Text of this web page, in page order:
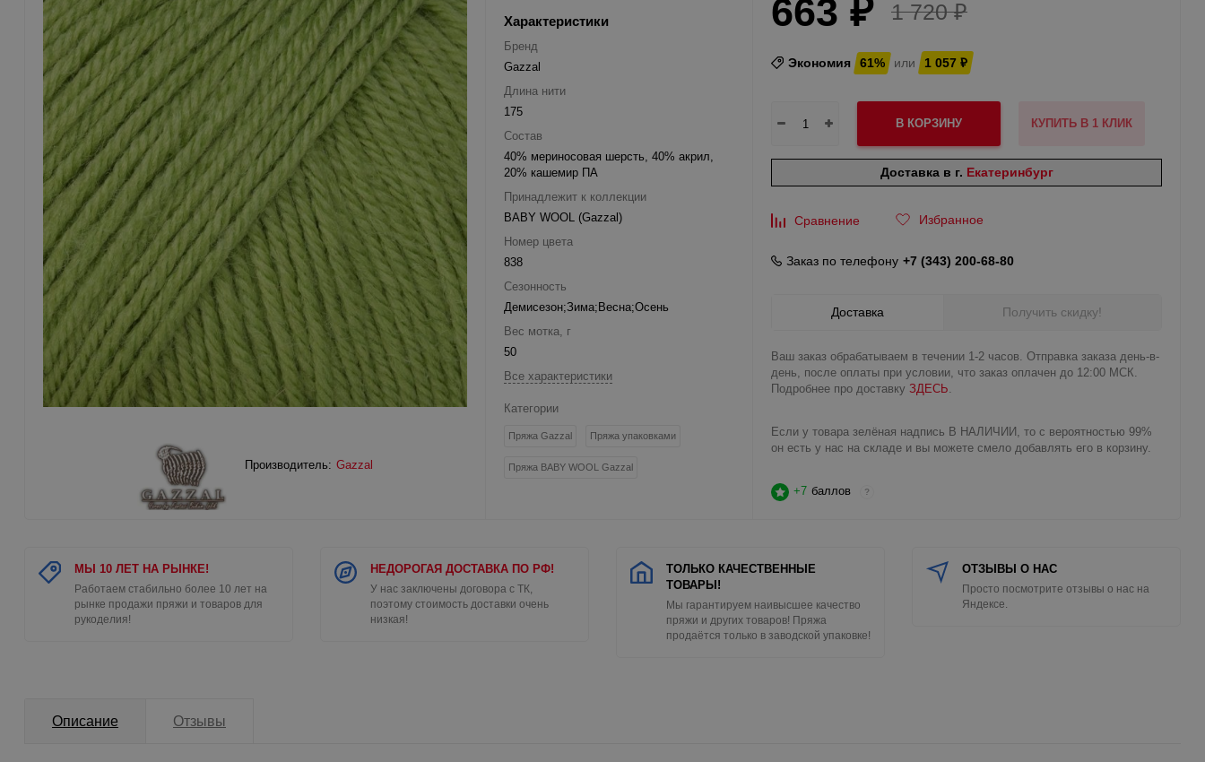
Производитель: Gazzal
Характеристики
Бренд
Gazzal
Длина нити
175
Состав
40% мериносовая шерсть, 40% акрил,
20% кашемир ПА
Принадлежит к коллекции
BABY WOOL (Gazzal)
Номер цвета
838
Сезонность
Демисезон;Зима;Весна;Осень
Вес мотка, г
50
Все характеристики
Категории
Пряжа Gazzal Пряжа упаковками
Пряжа BABY WOOL Gazzal
663 ₽ 1 720₽
Экономия 61% или 1 057 ₽
В КОРЗИНУ КУПИТЬ В 1 КЛИК
Доставка в г. Екатеринбург
Сравнение Избранное
Заказ по телефону +7 (343) 200-68-80
Доставка Получить скидку!
Ваш заказ обрабатываем в течении 1-2 часов. Отправка заказа день-в-
день, после оплаты при условии, что заказ оплачен до 12:00 МСК.
Подробнее про доставку ЗДЕСЬ.
Если у товара зелёная надпись В НАЛИЧИИ, то с вероятностью 99%
он есть у нас на складе и вы можете смело добавлять его в корзину.
+7 баллов ?
МЫ 10 ЛЕТ НА РЫНКЕ!
Работаем стабильно более 10 лет на
рынке продажи пряжи и товаров для
рукоделия!
НЕДОРОГАЯ ДОСТАВКА ПО РФ!
У нас заключены договора с ТК,
поэтому стоимость доставки очень
низкая!
ТОЛЬКО КАЧЕСТВЕННЫЕ
ТОВАРЫ!
Мы гарантируем наивысшее качество
пряжи и других товаров! Пряжа
продаётся только в заводской упаковке!
ОТЗЫВЫ О НАС
Просто посмотрите отзывы о нас на
Яндексе.
Описание Отзывы